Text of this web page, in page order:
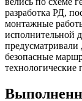
разработка РД,
монтажные
исполнительной
предусматривали
безопасные